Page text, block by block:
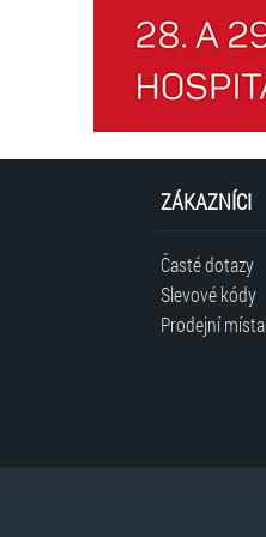
ZÁKAZNÍCI
Časté dotazy
Slevové kódy
Prodejní místa